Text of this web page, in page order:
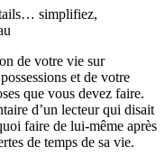
simplifiez,
de votre vie sur
et de votre
que vous devez faire.
d’un lecteur qui disait
faire de lui-même après
de temps de sa vie.